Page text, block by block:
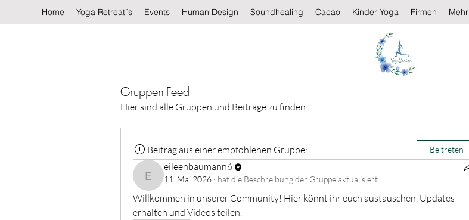
Home Yoga Retreat´s Events Human Design Soundhealing Cacao Kinder Yoga Firmen Mehr
Gruppen-Feed
Hier sind alle Gruppen und Beiträge zu finden.
Beitrag aus einer empfohlenen Gruppe: Beitreten
eileenbaumann6
eileenbaumann6
11. Mai 2026 · hat die Beschreibung der Gruppe aktualisiert.
Willkommen in unserer Community! Hier könnt ihr euch austauschen, Updates
erhalten und Videos teilen.